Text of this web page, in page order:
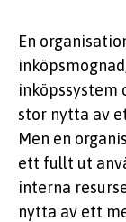
En
inköpssystem
stor nytta av
Men en
ett fullt ut
interna
nytta av ett